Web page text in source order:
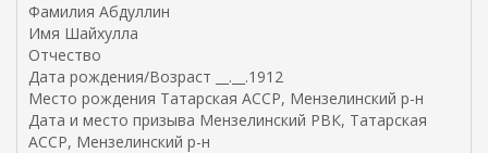
Фамилия Абдуллин
Имя Шайхулла
Отчество
Дата рождения/Возраст __.__.1912
Место рождения Татарская АССР, Мензелинский р-н
Дата и место призыва Мензелинский РВК, Татарская
АССР, Мензелинский р-н